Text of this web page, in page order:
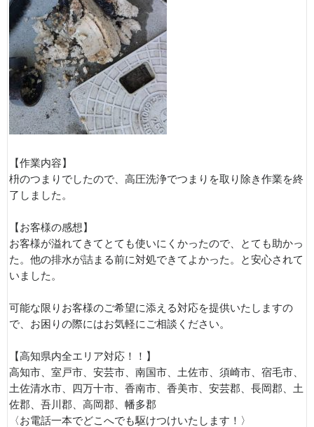
【作業内容】
枡のつまりでしたので、高圧洗浄でつまりを取り除き作業を終
了しました。
【お客様の感想】
お客様が溢れてきてとても使いにくかったので、とても助かっ
た。他の排水が詰まる前に対処できてよかった。と安心されて
いました。
可能な限りお客様のご希望に添える対応を提供いたしますの
で、お困りの際にはお気軽にご相談ください。
【高知県内全エリア対応！！】
高知市、室戸市、安芸市、南国市、土佐市、須崎市、宿毛市、
土佐清水市、四万十市、香南市、香美市、安芸郡、長岡郡、土
佐郡、吾川郡、高岡郡、幡多郡
〈お電話一本でどこへでも駆けつけいたします！〉